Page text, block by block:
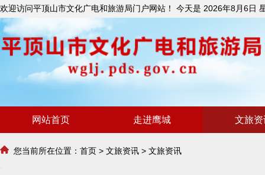
欢迎访问平顶山市文化广电和旅游局门户网站！ 今天是 2026年8月6日
网站首页 走进鹰城 文旅资
您当前所在位置： 首页 > 文旅资讯 > 文旅资讯